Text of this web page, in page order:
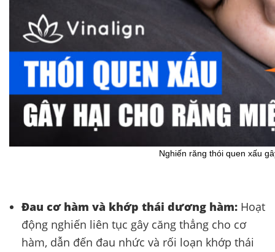
Nghiến răng thói quen xấu
Đau cơ hàm và khớp thái dương hàm: Hoạt
động nghiến liên tục gây căng thẳng cho cơ
hàm, dẫn đến đau nhức và rối loạn khớp thái